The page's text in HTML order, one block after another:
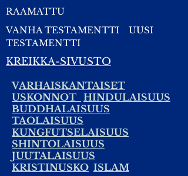
RAAMATTU
VANHA TESTAMENTTI
UUSI
TESTAMENTTI
KREIKKA-SIVUSTO
VARHAISKANTAISET
USKONNOT HINDULAISUUS
BUDDHALAISUUS
TAOLAISUUS
KUNGFUTSELAISUUS
SHINTOLAISUUS
JUUTALAISUUS
KRISTINUSKO ISLAM